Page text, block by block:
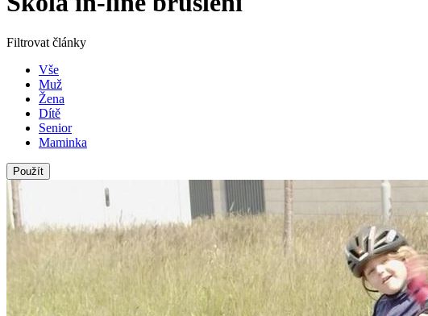
Filtrovat články
Vše
Muž
Žena
Dítě
Senior
Maminka